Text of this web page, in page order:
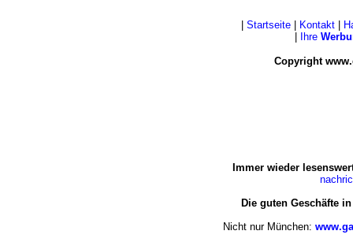
Startseite| Kontakt|
Ihre
Copyright
Immer wieder
Die guten Geschäfte
Nicht nur München: